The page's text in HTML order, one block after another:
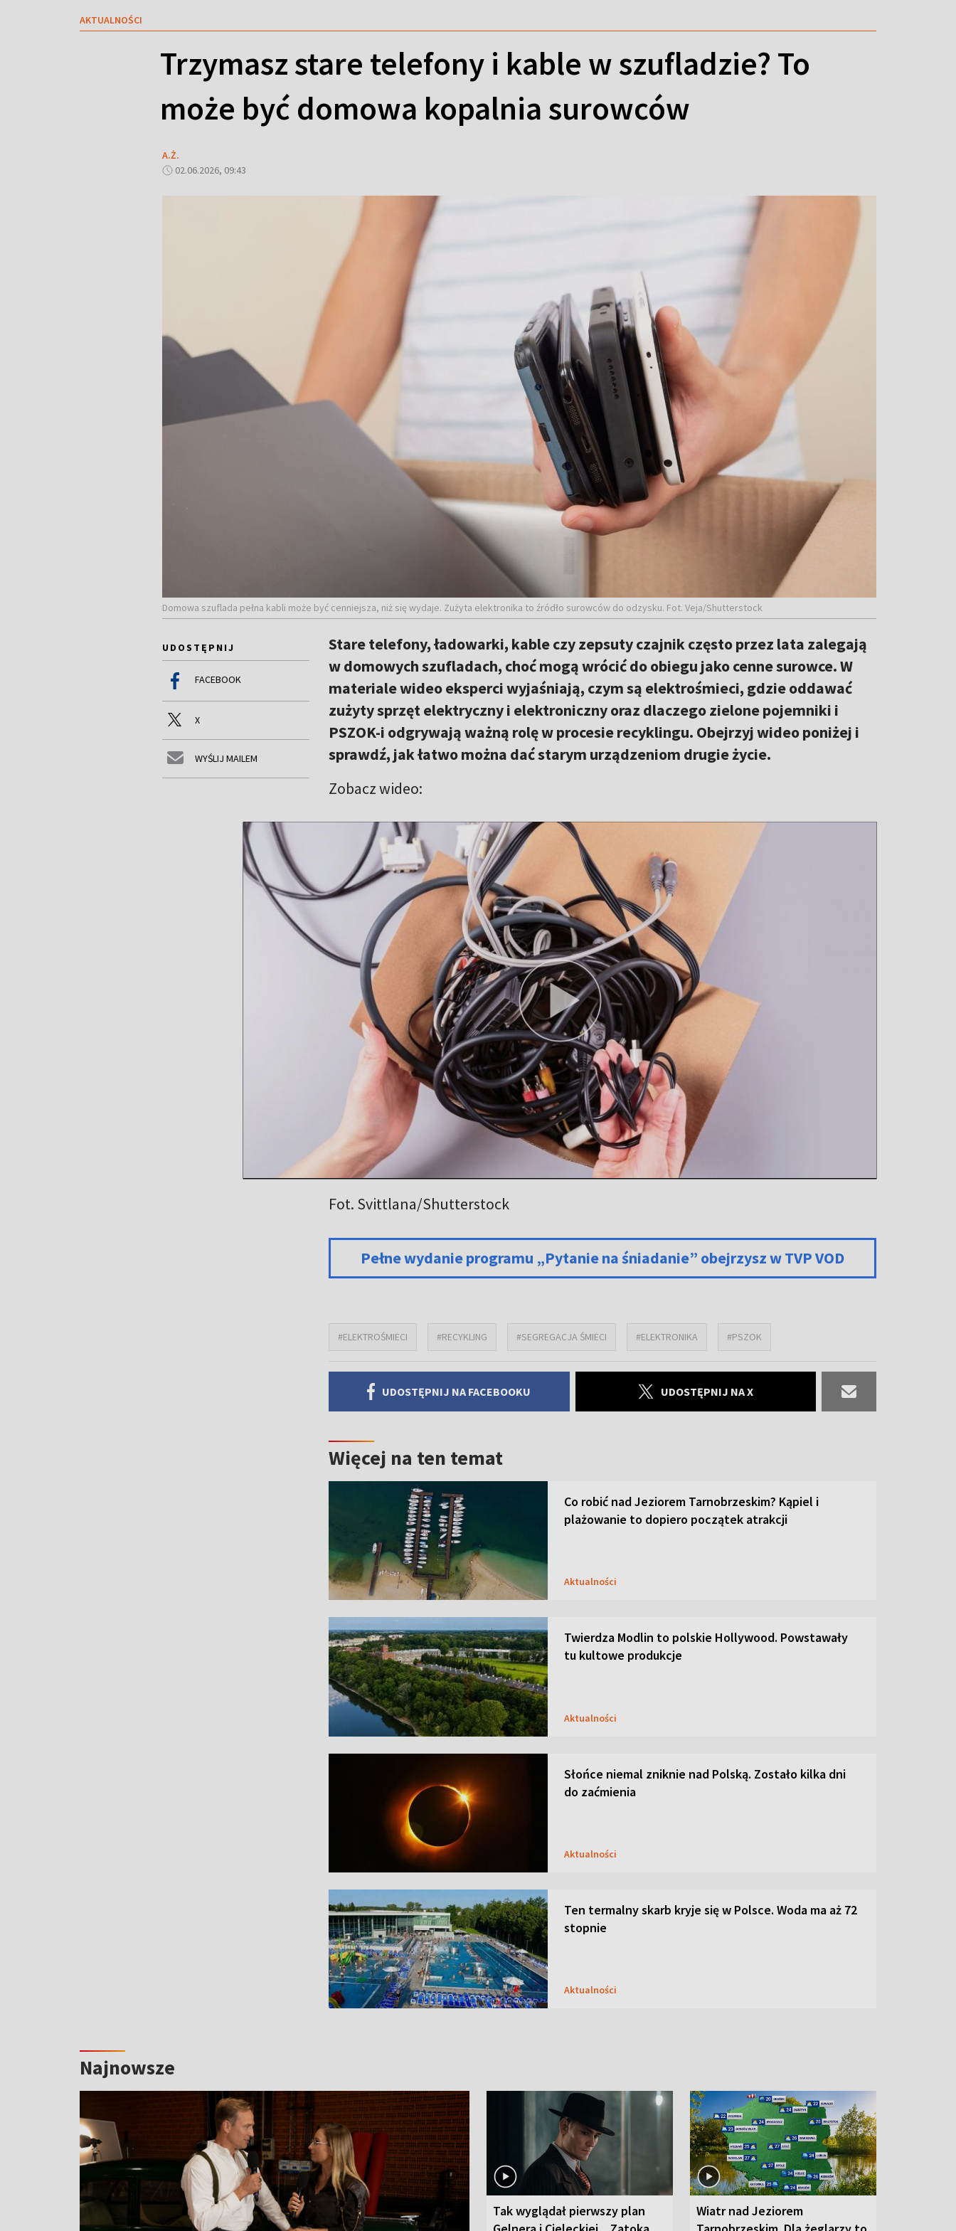
AKTUALNOŚCI
Trzymasz stare telefony i kable w szufladzie? To
może być domowa kopalnia surowców
A.Ż.
02.06.2026, 09:43
Domowa szuflada pełna kabli może być cenniejsza, niż się wydaje. Zużyta elektronika to źródło surowców do odzysku. Fot. Veja/Shutterstock
UDOSTĘPNIJ
FACEBOOK
X
WYŚLIJ MAILEM
Stare telefony, ładowarki, kable czy zepsuty czajnik często przez lata zalegają
w domowych szufladach, choć mogą wrócić do obiegu jako cenne surowce. W
materiale wideo eksperci wyjaśniają, czym są elektrośmieci, gdzie oddawać
zużyty sprzęt elektryczny i elektroniczny oraz dlaczego zielone pojemniki i
PSZOK-i odgrywają ważną rolę w procesie recyklingu. Obejrzyj wideo poniżej i
sprawdź, jak łatwo można dać starym urządzeniom drugie życie.
Zobacz wideo:
Fot. Svittlana/Shutterstock
Pełne wydanie programu „Pytanie na śniadanie” obejrzysz w TVP VOD
#ELEKTROŚMIECI #RECYKLING #SEGREGACJA ŚMIECI #ELEKTRONIKA #PSZOK
UDOSTĘPNIJ NA FACEBOOKU UDOSTĘPNIJ NA X
Więcej na ten temat
Co robić nad Jeziorem Tarnobrzeskim? Kąpiel i
plażowanie to dopiero początek atrakcji
Aktualności
Twierdza Modlin to polskie Hollywood. Powstawały
tu kultowe produkcje
Aktualności
Słońce niemal zniknie nad Polską. Zostało kilka dni
do zaćmienia
Aktualności
Ten termalny skarb kryje się w Polsce. Woda ma aż 72
stopnie
Aktualności
Najnowsze
Tak wyglądał pierwszy plan
Wiatr nad Jeziorem